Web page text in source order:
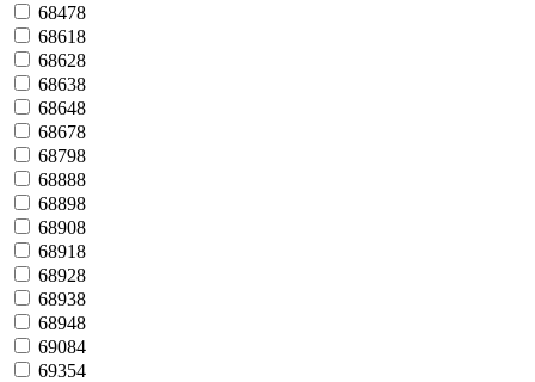
68478
68618
68628
68638
68648
68678
68798
68888
68898
68908
68918
68928
68938
68948
69084
69354